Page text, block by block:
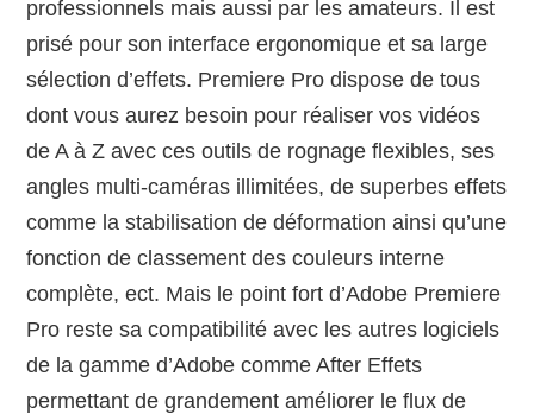
professionnels mais aussi par les amateurs. Il est
prisé pour son interface ergonomique et sa large
sélection d’effets. Premiere Pro dispose de tous
dont vous aurez besoin pour réaliser vos vidéos
de A à Z avec ces outils de rognage flexibles, ses
angles multi-caméras illimitées, de superbes effets
comme la stabilisation de déformation ainsi qu’une
fonction de classement des couleurs interne
complète, ect. Mais le point fort d’Adobe Premiere
Pro reste sa compatibilité avec les autres logiciels
de la gamme d’Adobe comme After Effets
permettant de grandement améliorer le flux de